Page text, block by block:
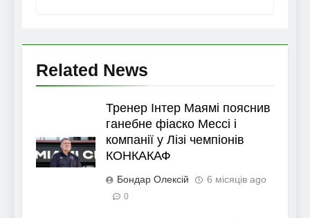
Related News
Тренер Інтер Маямі пояснив
ганебне фіаско Мессі і
компанії у Лізі чемпіонів
КОНКАКАФ
Бондар Олексій 6 місяців ago
0